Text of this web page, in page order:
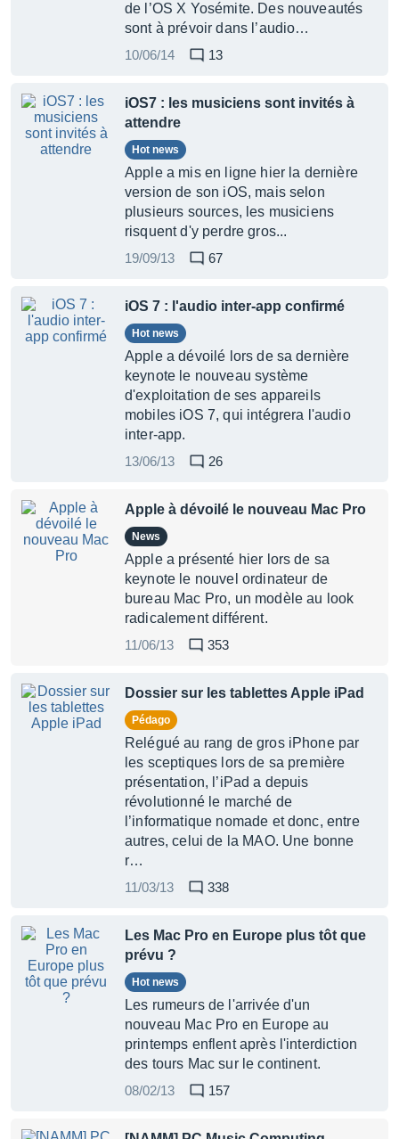
de l’OS X Yosémite. Des nouveautés
sont à prévoir dans l’audio…
10/06/14
13
iOS7 : les musiciens sont invités à
attendre
Hot news
Apple a mis en ligne hier la dernière
version de son iOS, mais selon
plusieurs sources, les musiciens
risquent d'y perdre gros...
19/09/13
67
iOS 7 : l'audio inter-app confirmé
Hot news
Apple a dévoilé lors de sa dernière
keynote le nouveau système
d'exploitation de ses appareils
mobiles iOS 7, qui intégrera l'audio
inter-app.
13/06/13
26
Apple à dévoilé le nouveau Mac Pro
News
Apple a présenté hier lors de sa
keynote le nouvel ordinateur de
bureau Mac Pro, un modèle au look
radicalement différent.
11/06/13
353
Dossier sur les tablettes Apple iPad
Pédago
Relégué au rang de gros iPhone par
les sceptiques lors de sa première
présentation, l’iPad a depuis
révolutionné le marché de
l’informatique nomade et donc, entre
autres, celui de la MAO. Une bonne
r…
11/03/13
338
Les Mac Pro en Europe plus tôt que
prévu ?
Hot news
Les rumeurs de l'arrivée d'un
nouveau Mac Pro en Europe au
printemps enflent après l'interdiction
des tours Mac sur le continent.
08/02/13
157